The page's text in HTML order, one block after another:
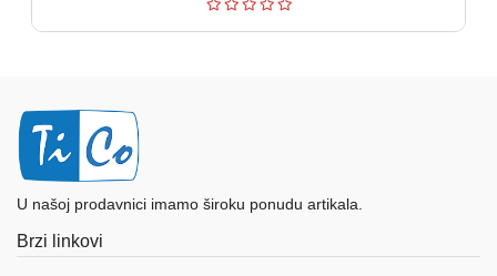
U našoj prodavnici imamo široku ponudu artikala.
Brzi linkovi